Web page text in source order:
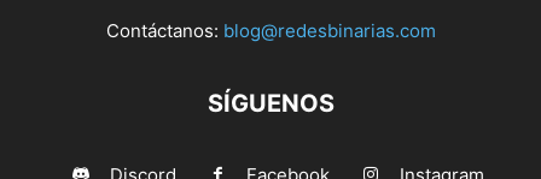
Contáctanos: blog@redesbinarias.com
SÍGUENOS